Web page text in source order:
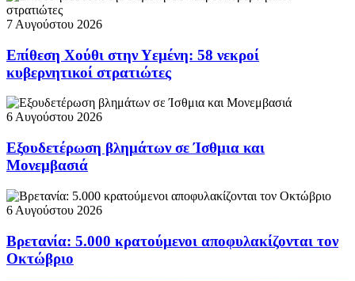
7 Αυγούστου 2026
Επίθεση Χούθι στην Υεμένη: 58 νεκροί
κυβερνητικοί στρατιώτες
6 Αυγούστου 2026
Εξουδετέρωση βλημάτων σε Ίσθμια και
Μονεμβασιά
6 Αυγούστου 2026
Βρετανία: 5.000 κρατούμενοι αποφυλακίζονται τον
Οκτώβριο